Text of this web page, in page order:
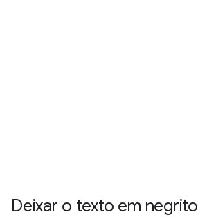
Deixar o texto em negrito